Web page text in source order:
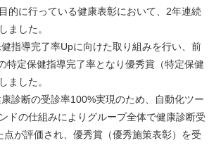
的に行っている健康表彰において、2年連続
ました。
指導完了率Upに向けた取り組みを行い、 前
特定保健指導完了率となり優秀賞（特定保健
ました。
診断の受診率100%実現のため、自動化ツー
ドの仕組みにより グループ全体で健康診断受
点が評価され、優秀賞（優秀施策表彰）を受